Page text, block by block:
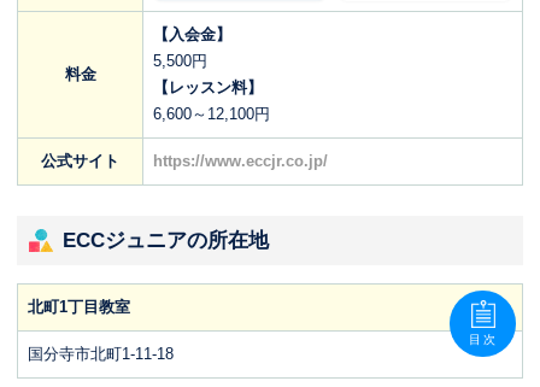
料金
【入会金】
5,500円
【レッスン料】
6,600～12,100円
公式サイト https://www.eccjr.co.jp/
ECCジュニアの所在地
北町1丁目教室
国分寺市北町1-11-18
目次